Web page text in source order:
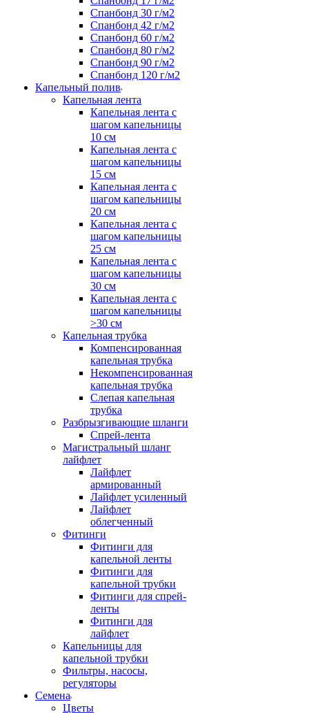
Спанбонд 30 г/м2
Спанбонд 42 г/м2
Спанбонд 60 г/м2
Спанбонд 80 г/м2
Спанбонд 90 г/м2
Спанбонд 120 г/м2
Капельный полив
Капельная лента
Капельная лента с
шагом капельницы
10 см
Капельная лента с
шагом капельницы
15 см
Капельная лента с
шагом капельницы
20 см
Капельная лента с
шагом капельницы
25 см
Капельная лента с
шагом капельницы
30 см
Капельная лента с
шагом капельницы
>30 см
Капельная трубка
Компенсированная
капельная трубка
Некомпенсированная
капельная трубка
Слепая капельная
трубка
Разбрызгивающие шланги
Спрей-лента
Магистральный шланг
лайфлет
Лайфлет
армированный
Лайфлет усиленный
Лайфлет
облегченный
Фитинги
Фитинги для
капельной ленты
Фитинги для
капельной трубки
Фитинги для спрей-
ленты
Фитинги для
лайфлет
Капельницы для
капельной трубки
Фильтры, насосы,
регуляторы
Семена
Цветы